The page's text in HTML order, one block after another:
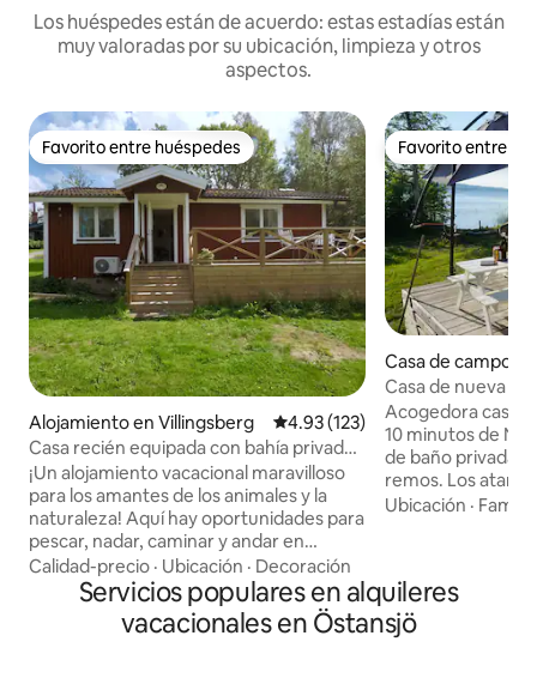
Los huéspedes están de acuerdo: estas estadías están
muy valoradas por su ubicación, limpieza y otros
aspectos.
Favorito entre huéspedes
Favorito entre huéspedes
Alojamiento en Villingsberg Calificación promedio: 4.93 de
4.93 (123)
Casa recién equipada con bahía privada
y bote de remos
¡Un alojamiento vacacional maravilloso
para los amantes de los animales y la
naturaleza! Aquí hay oportunidades para
pescar, nadar, caminar y andar en
bicicleta. En la zona cercana hay varias
reservas naturales, así como rutas de
senderismo y ciclismo. Tienes acceso a
un bote de remos más sencillo (se
Calidad-precio · Ubicación · Decoración
Favorito entre
Favorito entre
Casa de campo
Casa de nueva
justo al lado del
Acogedora casita,
10 minutos de
de baño privada,
remos. Los
mejor en la
Plano de piso
Amplias
hacia el lago.
Ubicación ·
Servicios populares en alquileres
vacacionales en Östansjö